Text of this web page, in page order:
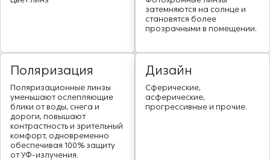
затемняются на солнце и
становятся более
прозрачными в помещении.
Поляризация
Поляризационные линзы
уменьшают ослепляющие
блики от воды, снега и
дороги, повышают
контрастность и зрительный
комфорт, одновременно
обеспечивая 100% защиту
от УФ-излучения.
Дизайн
Сферические,
асферические,
прогрессивные и прочие.